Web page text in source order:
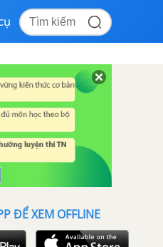
ĐỂ XEM OFFLINE